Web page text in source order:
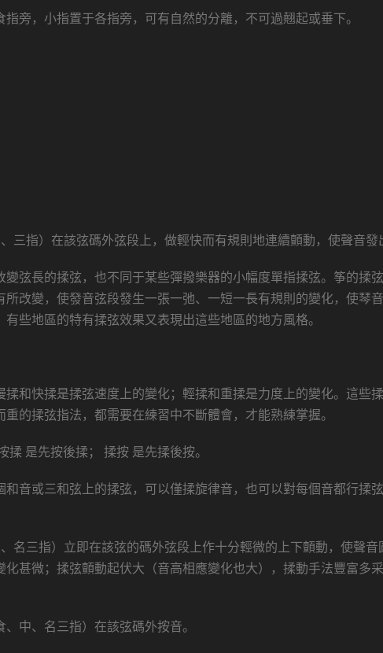
旁，小指置于各指旁，可有自然的分離，不可過翹起或垂下。
三指）在該弦碼外弦段上，做輕快而有規則地連續顫動，使聲音發
弦長的揉弦，也不同于某些彈撥樂器的小幅度單指揉弦。筝的揉
改變，使發音弦段發生一張一弛、一短一長有規則的變化，使琴
些地區的特有揉弦效果又表現出這些地區的地方風格。
和快揉是揉弦速度上的變化；輕揉和重揉是力度上的變化。這些
的揉弦指法，都需要在練習中不斷體會，才能熟練掌握。
是先按後揉； 揉按 是先揉後按。
音或三和弦上的揉弦，可以僅揉旋律音，也可以對每個音都行揉
名三指）立即在該弦的碼外弦段上作十分輕微的上下顫動，使聲
甚微；揉弦顫動起伏大（音高相應變化也大），揉動手法豐富多
中、名三指）在該弦碼外按音。